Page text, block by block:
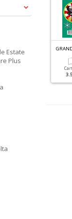
N.5
Estate
Plus